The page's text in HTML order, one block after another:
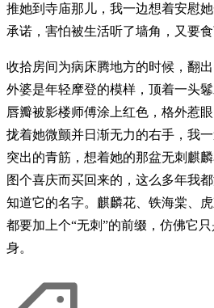
推她到寺庙那儿，我一边想着安慰
承诺，害怕被生活听了墙角，又要食
收拾房间为病床腾地方的时候，翻
外婆是年轻摩登的模样，顶着一头
唇瓣被影楼师傅涂上红色，格外惹
拢着她微颤并日渐无力的右手，我
突出的青筋，想着她的那盆无刺麒
图个喜庆而买回来的，这么多年我
知道它的名字。麒麟花、铁海棠、
都要加上个“无刺”的前缀，仿佛它
身。